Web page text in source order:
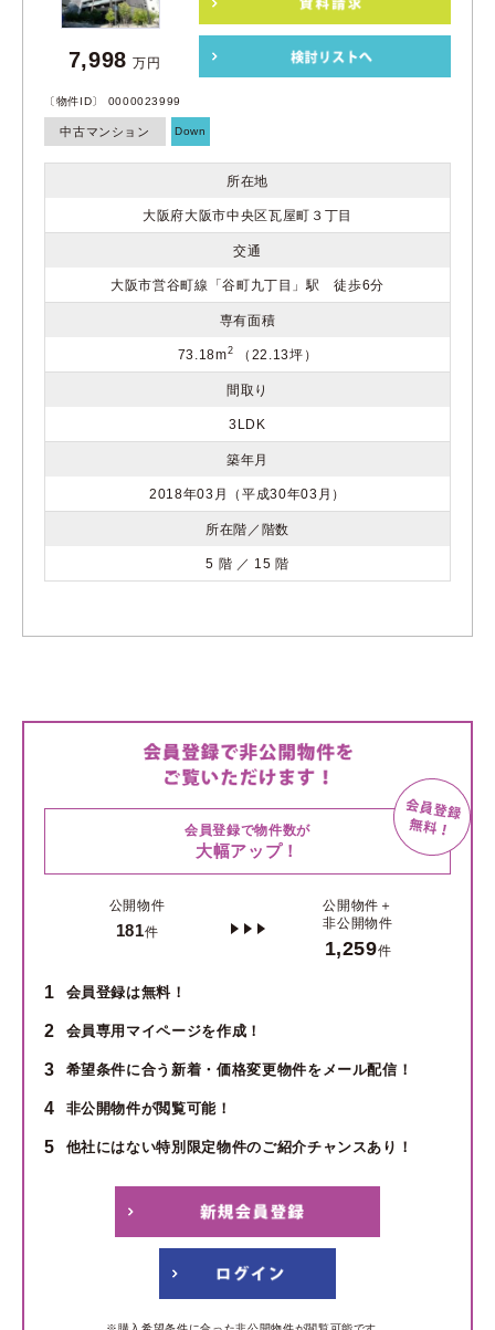
〔物件ID〕 0000023999
中古マンション Down
7,998 万円
所在地
大阪府大阪市中央区瓦屋町３丁目
交通
大阪市営谷町線「谷町九丁目」駅 徒歩6分
専有面積
73.18m2 （22.13坪）
間取り
3LDK
築年月
2018年03月（平成30年03月）
所在階／階数
5 階 ／ 15 階
会員登録で物件数が
大幅アップ！
公開物件
181件
公開物件＋
非公開物件
1,259件
1 会員登録は無料！
2 会員専用マイページを作成！
3 希望条件に合う新着・価格変更物件をメール配信！
4 非公開物件が閲覧可能！
5 他社にはない特別限定物件のご紹介チャンスあり！